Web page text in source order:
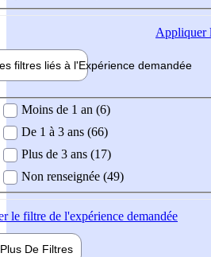
Appliquer
filtres liés à l'Expérience demandée
demandée
Moins de 1 an (6)
De 1 à 3 ans (66)
Plus de 3 ans (17)
Non renseignée (49)
le filtre de l'expérience demandée
Plus De Filtres